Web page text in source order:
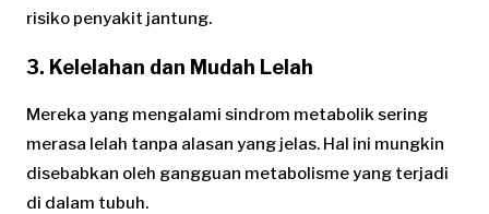
risiko penyakit jantung.
3. Kelelahan dan Mudah Lelah
Mereka yang mengalami sindrom metabolik sering
merasa lelah tanpa alasan yang jelas. Hal ini mungkin
disebabkan oleh gangguan metabolisme yang terjadi
di dalam tubuh.